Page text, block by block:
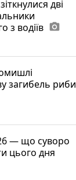
дві
з водіїв photo_camera
загибель риби
— що суворо
цього дня